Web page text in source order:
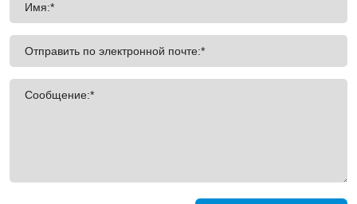
Имя:*
Отправить по электронной почте:*
Сообщение:*